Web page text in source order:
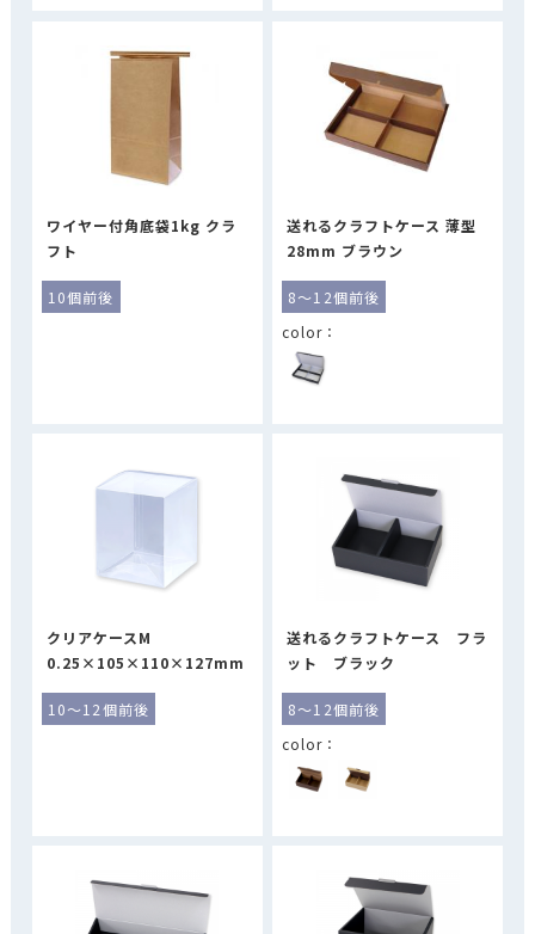
ワイヤー付角底袋1kg クラ
フト
10個前後
送れるクラフトケース 薄型
28mm ブラウン
8～12個前後
クリアケースM
0.25×105×110×127mm
10～12個前後
送れるクラフトケース フラ
ット ブラック
8～12個前後